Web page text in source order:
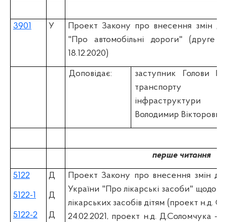
3901 У
Проект Закону про внесення змін
"Про автомобільні дороги" (друге
18.12.2020)
Доповідає:
заступник Голови
інфраструктури
Володимир Вікторович
перше читання
5122
5122-1
5122-2
Д
Д
Д
Проект Закону про внесення змін до
України "Про лікарські засоби" щодо
лікарських засобів дітям (проект н.д.
24.02.2021, проект н.д. Д.Соломчука –